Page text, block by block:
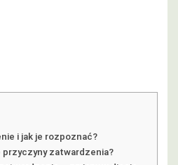
i jak je rozpoznać?
zatwardzenia?